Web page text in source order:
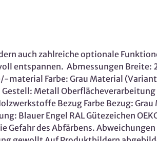
auch zahlreiche optionale
entspannen. Abmessungen Breite:
Farbe: Grau Material
Gestell: Metall
Bezug Farbe Bezug:
Blauer Engel RAL Gütezeichen
des Abfärbens.